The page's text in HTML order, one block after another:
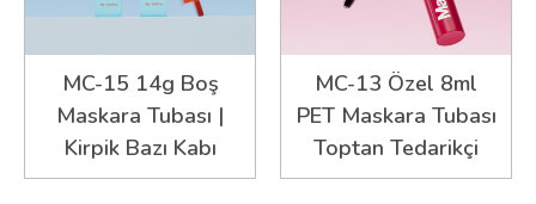
MC-15 14g Boş
Maskara Tubası |
Kirpik Bazı Kabı
MC-13 Özel 8ml
PET Maskara Tubası
Toptan Tedarikçi